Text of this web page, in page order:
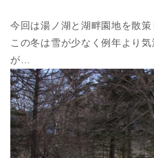
今回は湯ノ湖と湖畔園地を散策
この冬は雪が少なく例年より
が…